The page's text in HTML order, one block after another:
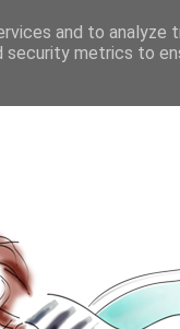
and to analyze
metrics to